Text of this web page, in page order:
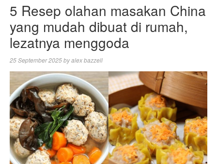
5 Resep olahan masakan China
yang mudah dibuat di rumah,
lezatnya menggoda
25 September 2025byalex bazzell